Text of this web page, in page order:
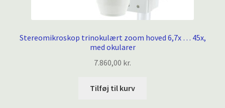
Stereomikroskop trinokulært zoom hoved 6,7x … 45x,
med okularer
7.860,00 kr.
Tilføj til kurv